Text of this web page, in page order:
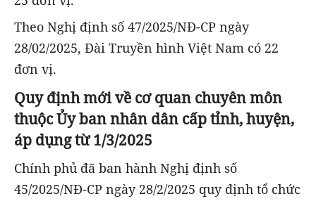
Theo Nghị định số 47/2025/NĐ-CP ngày
28/02/2025, Đài Truyền hình Việt Nam có 22
đơn vị.
Quy định mới về cơ quan chuyên môn
thuộc Ủy ban nhân dân cấp tỉnh, huyện,
áp dụng từ 1/3/2025
Chính phủ đã ban hành Nghị định số
45/2025/NĐ-CP ngày 28/2/2025 quy định tổ chức